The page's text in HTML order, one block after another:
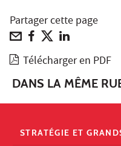
Partager cette page
Télécharger en PDF
DANS LA MÊME
STRATÉGIE ET